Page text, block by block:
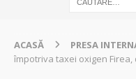
ACASĂ PRESA
împotriva taxei oxigen